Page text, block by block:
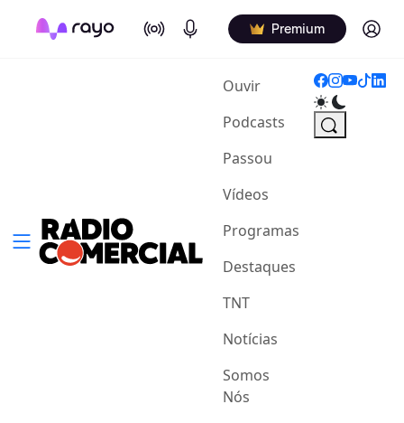
On Air Podcasts Premium Log in
Ouvir(current)
Podcasts
Passou
Vídeos
Programas
Destaques
TNT
Notícias
Somos
Nós